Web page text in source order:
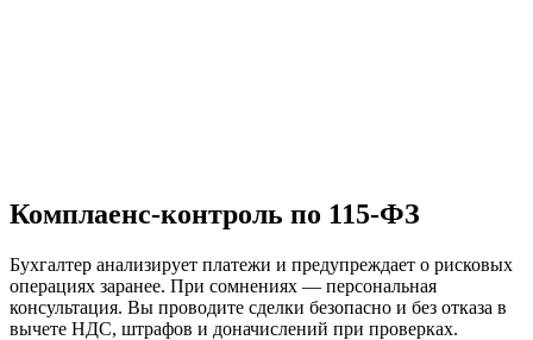
Комплаенс-контроль по 115-ФЗ
Бухгалтер анализирует платежи и предупреждает о рисковых
операциях заранее. При сомнениях — персональная
консультация. Вы проводите сделки безопасно и без отказа в
вычете НДС, штрафов и доначислений при проверках.